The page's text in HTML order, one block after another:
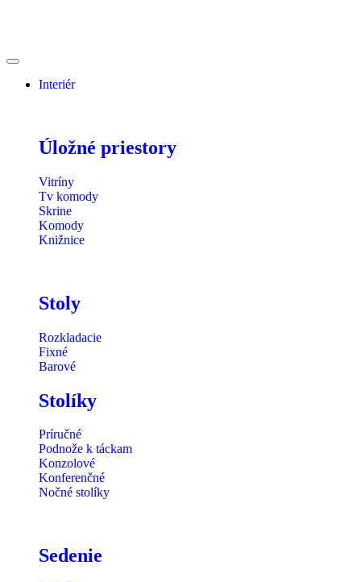
Interiér
Úložné priestory
Vitríny
Tv komody
Skrine
Komody
Knižnice
Stoly
Rozkladacie
Fixné
Barové
Stolíky
Príručné
Podnože k táckam
Konzolové
Konferenčné
Nočné stolíky
Sedenie